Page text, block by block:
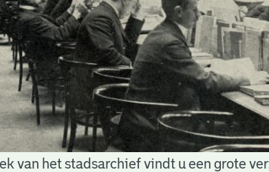
van het stadsarchief vindt u een grote